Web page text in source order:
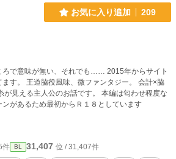
お気に入り追加 209
が無い、それでも…… 2015年からサイト
す。 王道脇役風味、微ファンタジー。 会計×脇
があるため最初からＲ１８としています
件 BL 31,407 位 / 31,407件